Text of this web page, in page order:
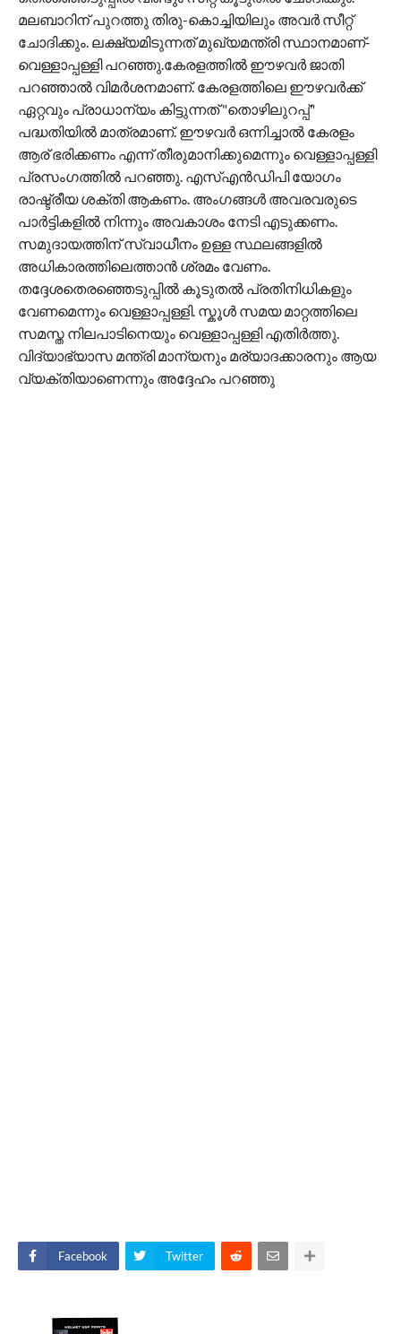
മലബാറിന് പുറത്തു തിരു-കൊച്ചിയിലും അവർ സീറ്റ്
ചോദിക്കും. ലക്ഷ്യമിടുന്നത് മുഖ്യമന്ത്രി സ്ഥാനമാണ്-
വെള്ളാപ്പള്ളി പറഞ്ഞു.കേരളത്തിൽ ഈഴവർ ജാതി
പറഞ്ഞാൽ വിമർശനമാണ്. കേരളത്തിലെ ഈഴവർക്ക്
ഏറ്റവും പ്രാധാന്യം കിട്ടുന്നത് "തൊഴിലുറപ്പ്"
പദ്ധതിയിൽ മാത്രമാണ്. ഈഴവർ ഒന്നിച്ചാൽ കേരളം
ആര് ഭരിക്കണം എന്ന് തീരുമാനിക്കുമെന്നും വെള്ളാപ്പള്ളി
പ്രസം​ഗത്തിൽ പറഞ്ഞു. എസ്എൻഡിപി യോഗം
രാഷ്ട്രീയ ശക്തി ആകണം. അംഗങ്ങൾ അവരവരുടെ
പാർട്ടികളിൽ നിന്നും അവകാശം നേടി എടുക്കണം.
സമുദായത്തിന് സ്വാധീനം ഉള്ള സ്ഥലങ്ങളിൽ
അധികാരത്തിലെത്താൻ ശ്രമം വേണം.
തദ്ദേശതെരഞ്ഞെടുപ്പിൽ കൂടുതൽ പ്രതിനിധികളും
വേണമെന്നും വെള്ളാപ്പള്ളി. സ്കൂൾ സമയ മാറ്റത്തിലെ
സമസ്ത നിലപാടിനെയും വെള്ളാപ്പള്ളി എതിർത്തു.
വിദ്യാഭ്യാസ മന്ത്രി മാന്യനും മര്യാദക്കാരനും ആയ
വ്യക്തിയാണെന്നും അദ്ദേഹം പറഞ്ഞു
Facebook Twitter